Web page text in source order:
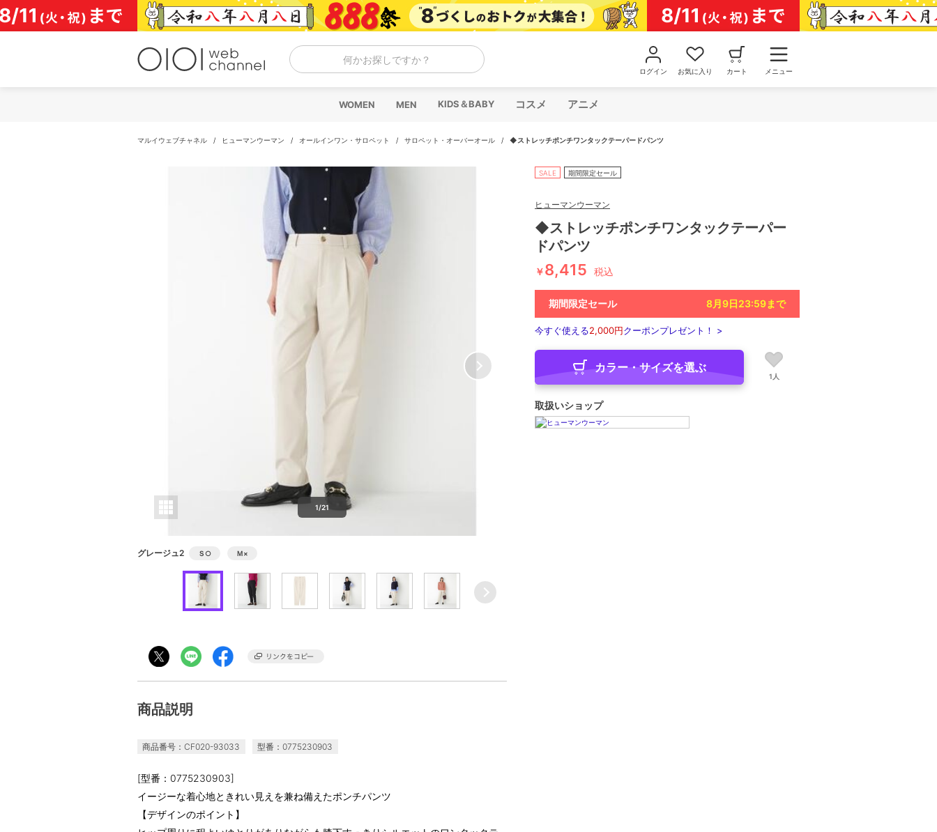
コ
ン
テ
何かお探しですか？
ログイン お気に入り カート メニュー
WOMEN MEN KIDS＆BABY コスメ アニメ
マルイウェブチャネル / ヒューマンウーマン / オールインワン・サロペット / サロペット・オーバーオール / ◆ストレッチポンチワンタックテーパードパンツ
1/21
グレージュ2 Ｓ○ Ｍ×
商品説明
商品番号：CF020-93033 型番：0775230903
[型番：0775230903]
イージーな着心地ときれい見えを兼ね備えたポンチパンツ
【デザインのポイント】
SALE 期間限定セール
ヒューマンウーマン
◆ストレッチポンチワンタックテーパー
ドパンツ
￥8,415 税込
期間限定セール 8月9日23:59まで
今すぐ使える2,000円クーポンプレゼント！ >
カラー・サイズを選ぶ
1人
取扱いショップ